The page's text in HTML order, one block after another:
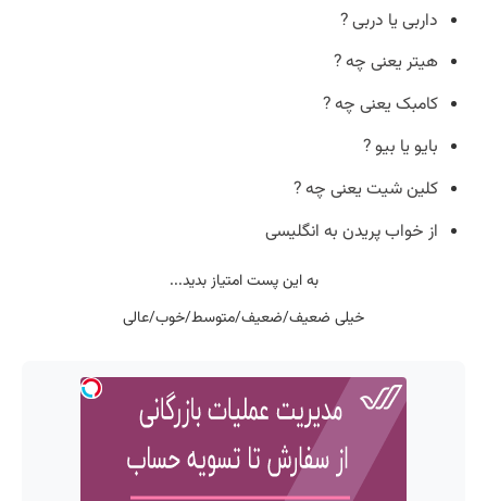
داربی یا دربی ?
هیتر یعنی چه ?
کامبک یعنی چه ?
بایو یا بیو ?
کلین شیت یعنی چه ?
از خواب پریدن به انگلیسی
به این پست امتیاز بدید...
خیلی ضعیف/ضعیف/متوسط/خوب/عالی